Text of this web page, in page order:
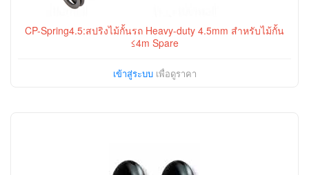
CP-Spring4.5:สปริงไม้กั้นรถ Heavy-duty 4.5mm สำหรับไม้กั้น
≤4m Spare
เข้าสู่ระบบเพื่อดูราคา